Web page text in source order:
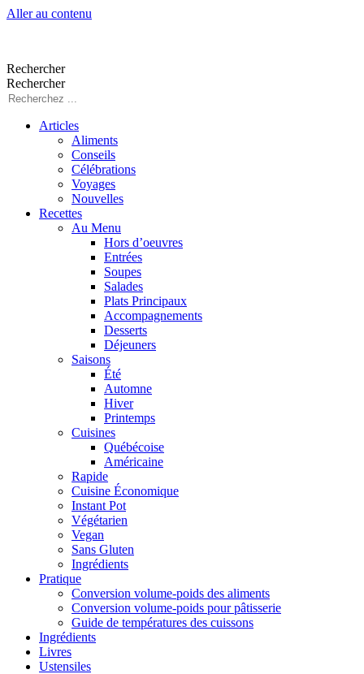
Aller au contenu
Rechercher
Rechercher
Articles
Aliments
Conseils
Célébrations
Voyages
Nouvelles
Recettes
Au Menu
Hors d’oeuvres
Entrées
Soupes
Salades
Plats Principaux
Accompagnements
Desserts
Déjeuners
Saisons
Été
Automne
Hiver
Printemps
Cuisines
Québécoise
Américaine
Rapide
Cuisine Économique
Instant Pot
Végétarien
Vegan
Sans Gluten
Ingrédients
Pratique
Conversion volume-poids des aliments
Conversion volume-poids pour pâtisserie
Guide de températures des cuissons
Ingrédients
Livres
Ustensiles